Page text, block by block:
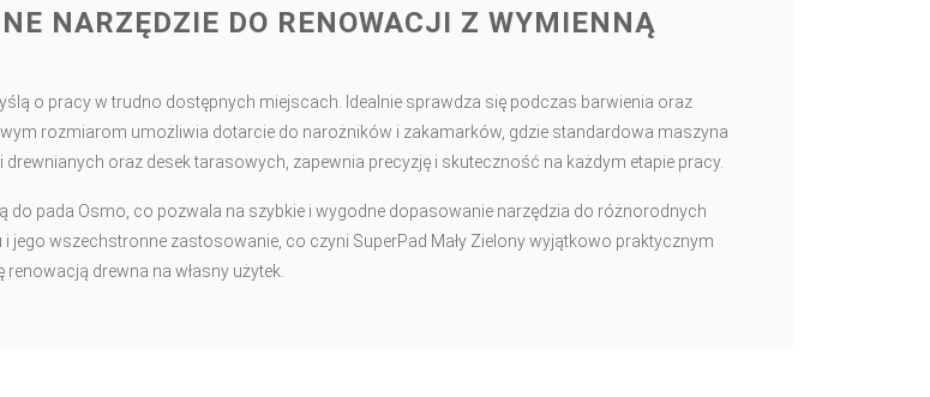
NARZĘDZIE DO RENOWACJI Z WYMIENNĄ
o pracy w trudno dostępnych miejscach. Idealnie sprawdza się podczas barwienia oraz
rozmiarom umożliwia dotarcie do narożników i zakamarków, gdzie standardowa maszyna
oraz desek tarasowych, zapewnia precyzję i skuteczność na każdym etapie pracy.
do pada Osmo, co pozwala na szybkie i wygodne dopasowanie narzędzia do różnorodnych
jego wszechstronne zastosowanie, co czyni SuperPad Mały Zielony wyjątkowo praktycznym
drewna na własny użytek.